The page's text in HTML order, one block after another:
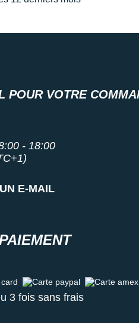
POUR VOTRE
- 18:00
E-MAIL
Carte paypal Carte amex
3 fois sans frais